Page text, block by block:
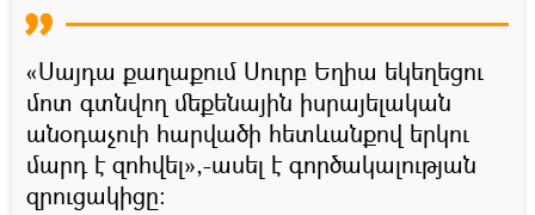
«Սայդա քաղաքում Սուրբ Եղիա եկեղեցու
մոտ գտնվող մեքենային իսրայելական
անօդաչուի հարվածի հետևանքով երկու
մարդ է զոհվել»,-ասել է գործակալության
զրուցակիցը։